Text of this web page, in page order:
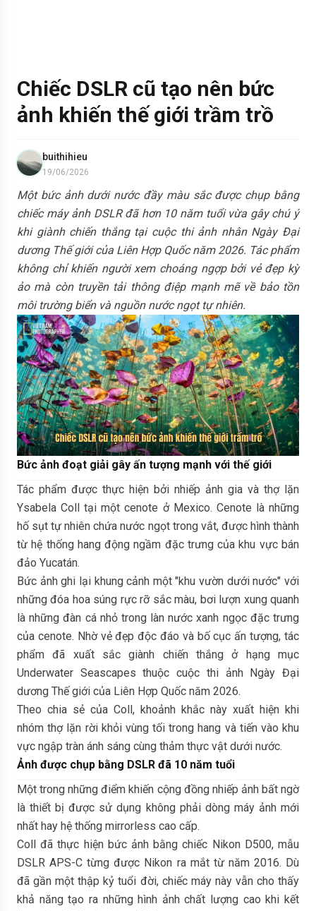
Chiếc DSLR cũ tạo nên bức
ảnh khiến thế giới trầm trồ
buithihieu
19/06/2026
Một bức ảnh dưới nước đầy màu sắc được chụp bằng
chiếc máy ảnh DSLR đã hơn 10 năm tuổi vừa gây chú ý
khi giành chiến thắng tại cuộc thi ảnh nhân Ngày Đại
dương Thế giới của Liên Hợp Quốc năm 2026. Tác phẩm
không chỉ khiến người xem choáng ngợp bởi vẻ đẹp kỳ
ảo mà còn truyền tải thông điệp mạnh mẽ về bảo tồn
môi trường biển và nguồn nước ngọt tự nhiên.
Bức ảnh đoạt giải gây ấn tượng mạnh với thế giới
Tác phẩm được thực hiện bởi nhiếp ảnh gia và thợ lặn
Ysabela Coll tại một cenote ở Mexico. Cenote là những
hố sụt tự nhiên chứa nước ngọt trong vắt, được hình thành
từ hệ thống hang động ngầm đặc trưng của khu vực bán
đảo Yucatán.
Bức ảnh ghi lại khung cảnh một "khu vườn dưới nước" với
những đóa hoa súng rực rỡ sắc màu, bơi lượn xung quanh
là những đàn cá nhỏ trong làn nước xanh ngọc đặc trưng
của cenote. Nhờ vẻ đẹp độc đáo và bố cục ấn tượng, tác
phẩm đã xuất sắc giành chiến thắng ở hạng mục
Underwater Seascapes thuộc cuộc thi ảnh Ngày Đại
dương Thế giới của Liên Hợp Quốc năm 2026.
Theo chia sẻ của Coll, khoảnh khắc này xuất hiện khi
nhóm thợ lặn rời khỏi vùng tối trong hang và tiến vào khu
vực ngập tràn ánh sáng cùng thảm thực vật dưới nước.
Ảnh được chụp bằng DSLR đã 10 năm tuổi
Một trong những điểm khiến cộng đồng nhiếp ảnh bất ngờ
là thiết bị được sử dụng không phải dòng máy ảnh mới
nhất hay hệ thống mirrorless cao cấp.
Coll đã thực hiện bức ảnh bằng chiếc Nikon D500, mẫu
DSLR APS-C từng được Nikon ra mắt từ năm 2016. Dù
đã gần một thập kỷ tuổi đời, chiếc máy này vẫn cho thấy
khả năng tạo ra những hình ảnh chất lượng cao khi kết